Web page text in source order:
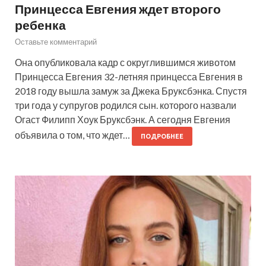
Принцесса Евгения ждет второго
ребенка
Оставьте комментарий
Она опубликовала кадр с округлившимся животом
Принцесса Евгения 32-летняя принцесса Евгения в
2018 году вышла замуж за Джека Бруксбэнка. Спустя
три года у супругов родился сын. которого назвали
Огаст Филипп Хоук Бруксбэнк. А сегодня Евгения
объявила о том, что ждет…
ПОДРОБНЕЕ